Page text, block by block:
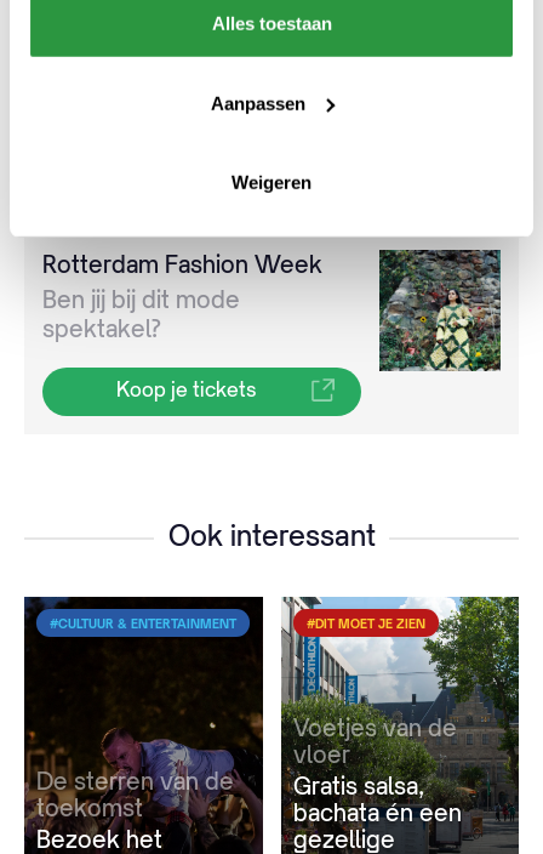
Alles toestaan
Aanpassen
Weigeren
Meer weten of dit nieuwe spektakel in
Rotterdam Fashion Week
Ben jij bij dit mode
spektakel?
Koop je tickets
Ook interessant
#CULTUUR & ENTERTAINMENT
De sterren van de
toekomst
Bezoek het
#DIT MOET JE ZIEN
Voetjes van de
vloer
Gratis salsa,
bachata én een
gezellige